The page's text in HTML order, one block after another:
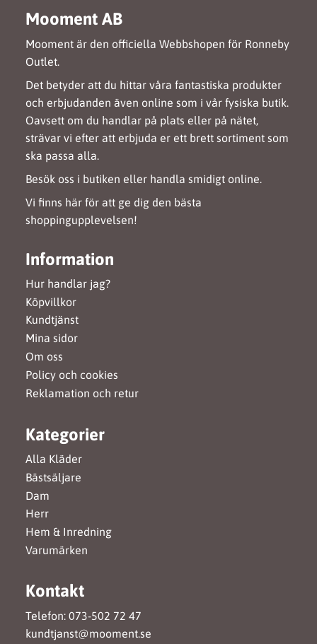
Mooment AB
Mooment är den officiella Webbshopen för Ronneby
Outlet.
Det betyder att du hittar våra fantastiska produkter
och erbjudanden även online som i vår fysiska butik.
Oavsett om du handlar på plats eller på nätet,
strävar vi efter att erbjuda er ett brett sortiment som
ska passa alla.
Besök oss i butiken eller handla smidigt online.
Vi finns här för att ge dig den bästa
shoppingupplevelsen!
Information
Hur handlar jag?
Köpvillkor
Kundtjänst
Mina sidor
Om oss
Policy och cookies
Reklamation och retur
Kategorier
Alla Kläder
Bästsäljare
Dam
Herr
Hem & Inredning
Varumärken
Kontakt
Telefon: 073-502 72 47
kundtjanst@mooment.se